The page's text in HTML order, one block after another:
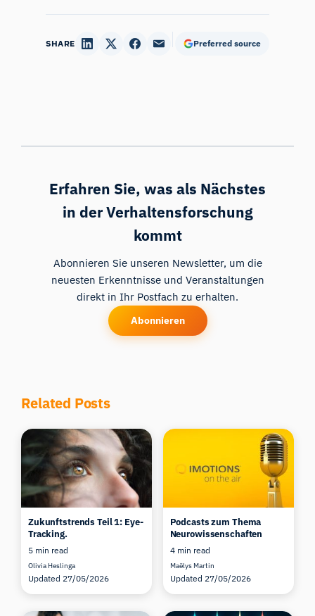
SHARE Preferred source
Erfahren Sie, was als Nächstes
in der Verhaltensforschung
kommt
Abonnieren Sie unseren Newsletter, um die
neuesten Erkenntnisse und Veranstaltungen
direkt in Ihr Postfach zu erhalten.
Abonnieren
Related Posts
Zukunftstrends Teil 1: Eye-
Tracking.
5 min read
Olivia Heslinga
Updated 27/05/2026
Podcasts zum Thema
Neurowissenschaften
4 min read
Maëlys Martin
Updated 27/05/2026